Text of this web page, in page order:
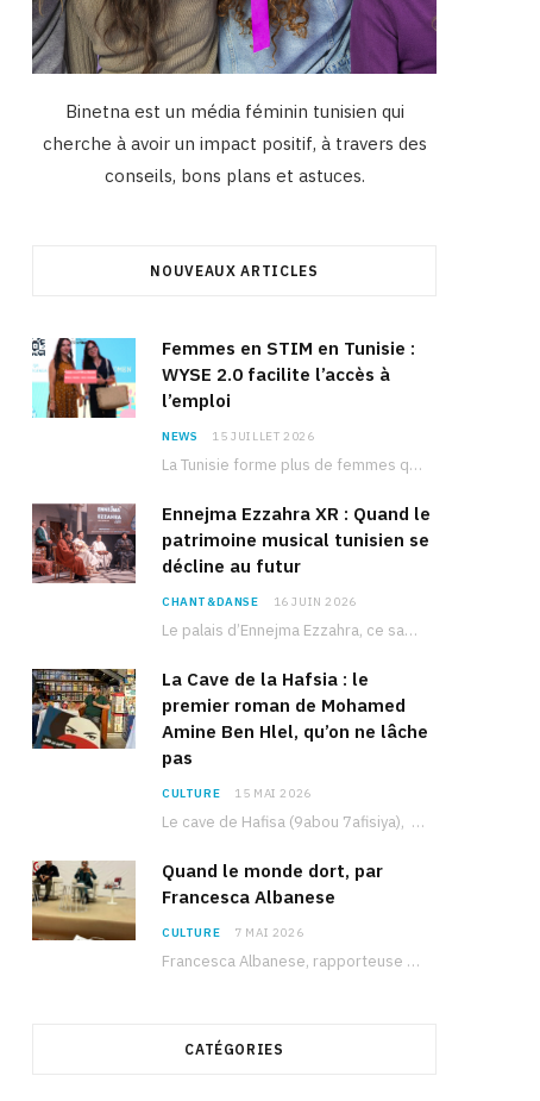
Binetna est un média féminin tunisien qui
cherche à avoir un impact positif, à travers des
conseils, bons plans et astuces.
NOUVEAUX ARTICLES
Femmes en STIM en Tunisie :
WYSE 2.0 facilite l’accès à
l’emploi
NEWS 15 JUILLET 2026
La Tunisie forme plus de femmes que d’hommes dans les filières scientifiques. Pourtant, pour beaucoup…
Ennejma Ezzahra XR : Quand le
patrimoine musical tunisien se
décline au futur
CHANT&DANSE 16 JUIN 2026
Le palais d’Ennejma Ezzahra, ce sanctuaire de la musique tunisienne et méditerranéenne construit par le…
La Cave de la Hafsia : le
premier roman de Mohamed
Amine Ben Hlel, qu’on ne lâche
pas
CULTURE 15 MAI 2026
Le cave de Hafisa (9abou 7afisiya), premier roman du journaliste tunisien Mohamed Amine Ben Hlel,…
Quand le monde dort, par
Francesca Albanese
CULTURE 7 MAI 2026
Francesca Albanese, rapporteuse spéciale de l’ONU sur les territoires palestiniens occupés, était à Tunis pour…
CATÉGORIES